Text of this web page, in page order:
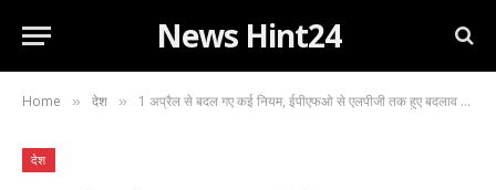
News Hint24
Home » देश » 1 अप्रैल से बदल गए कई नियम, ईपीएफओ से एलपीजी तक हुए बदलाव आपकी जेब पर डालेंगे प्रभाव…
देश